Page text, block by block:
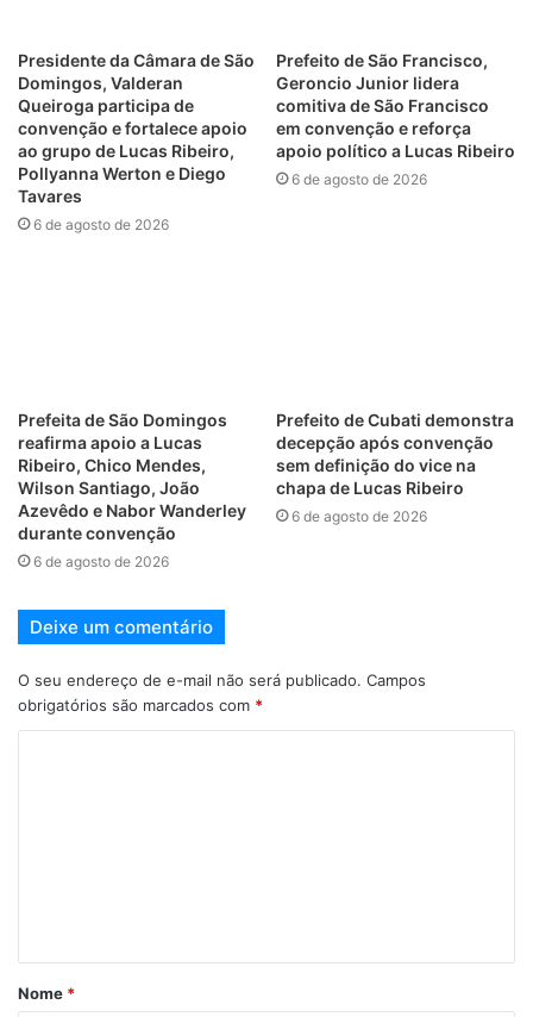
Presidente da Câmara de São
Domingos, Valderan
Queiroga participa de
convenção e fortalece apoio
ao grupo de Lucas Ribeiro,
Pollyanna Werton e Diego
Tavares
6 de agosto de 2026
Prefeito de São Francisco,
Geroncio Junior lidera
comitiva de São Francisco
em convenção e reforça
apoio político a Lucas Ribeiro
6 de agosto de 2026
Prefeita de São Domingos
reafirma apoio a Lucas
Ribeiro, Chico Mendes,
Wilson Santiago, João
Azevêdo e Nabor Wanderley
durante convenção
6 de agosto de 2026
Prefeito de Cubati demonstra
decepção após convenção
sem definição do vice na
chapa de Lucas Ribeiro
6 de agosto de 2026
Deixe um comentário
O seu endereço de e-mail não será publicado. Campos
obrigatórios são marcados com *
Nome *